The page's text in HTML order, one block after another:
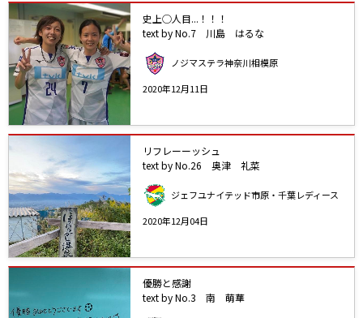
史上◯人目...！！！
text by No.7 川島 はるな
ノジマステラ神奈川相模原
2020年12月11日
リフレーーッシュ
text by No.26 奥津 礼菜
ジェフユナイテッド市原・千葉レディース
2020年12月04日
優勝と感謝
text by No.3 南 萌華